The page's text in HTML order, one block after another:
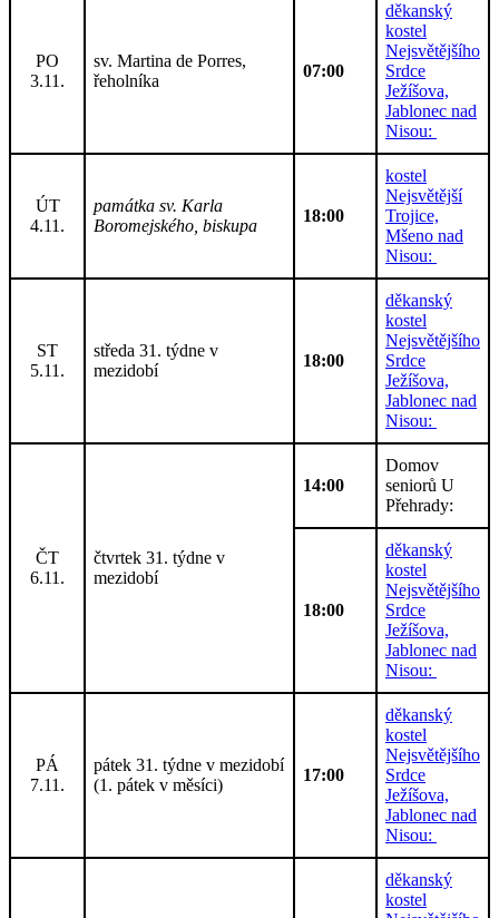
PO
3.11.
sv. Martina de Porres,
řeholníka
07:00
děkanský
kostel
Nejsvětějšího
Srdce
Ježíšova,
Jablonec nad
Nisou:
ÚT
4.11.
památka sv. Karla
Boromejského, biskupa
18:00
kostel
Nejsvětější
Trojice,
Mšeno nad
Nisou:
ST
5.11.
středa 31. týdne v
mezidobí
18:00
děkanský
kostel
Nejsvětějšího
Srdce
Ježíšova,
Jablonec nad
Nisou:
ČT
6.11.
čtvrtek 31. týdne v
mezidobí
14:00
Domov
seniorů U
Přehrady:
18:00
děkanský
kostel
Nejsvětějšího
Srdce
Ježíšova,
Jablonec nad
Nisou:
PÁ
7.11.
pátek 31. týdne v mezidobí
(1. pátek v měsíci)
17:00
děkanský
kostel
Nejsvětějšího
Srdce
Ježíšova,
Jablonec nad
Nisou:
děkanský
kostel